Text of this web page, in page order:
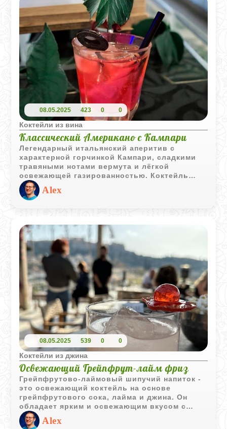
08.05.2025 423 0 0
Коктейли из вина
Классический Американо с Кампари
Легендарный итальянский аперитив с
характерной горчинкой Кампари, сладкими
травяными нотами вермута и лёгкой
освежающей газированностью. Коктейль
остаётся лёгким, ароматным и отлично
подходит для неспешного вечера.
Alex
08.05.2025 539 0 0
Коктейли из джина
Освежающий Грейпфрут-лайм фриз
Грейпфрутово-лаймовый шипучий напиток -
это освежающий коктейль на основе
грейпфрутового сока, лайма и джина. Он
обладает ярким и освежающим вкусом с
цитрусовыми нотками и лёгкой горечью
грейпфрута.
Alex